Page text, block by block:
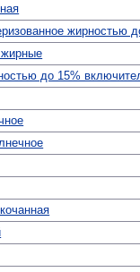
жирностью
до 15%